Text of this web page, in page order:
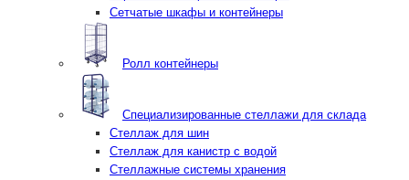
Сетчатые шкафы и контейнеры
Ролл контейнеры
Специализированные стеллажи для склада
Стеллаж для шин
Стеллаж для канистр с водой
Стеллажные системы хранения